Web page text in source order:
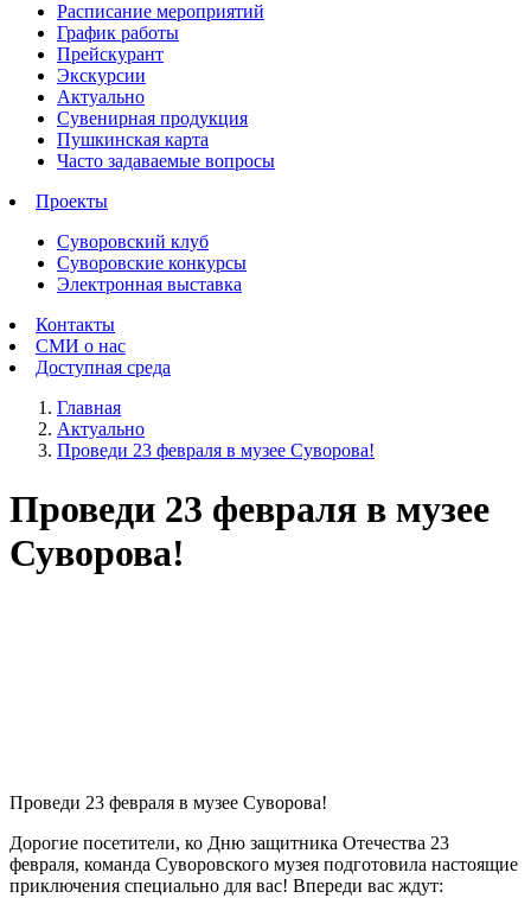
Расписание мероприятий
График работы
Прейскурант
Экскурсии
Актуально
Сувенирная продукция
Пушкинская карта
Часто задаваемые вопросы
Проекты
Суворовский клуб
Суворовские конкурсы
Электронная выставка
Контакты
СМИ о нас
Доступная среда
Главная
Актуально
Проведи 23 февраля в музее Суворова!
Проведи 23 февраля в музее
Суворова!
Проведи 23 февраля в музее Суворова!
Дорогие посетители, ко Дню защитника Отечества 23
февраля, команда Суворовского музея подготовила настоящие
приключения специально для вас! Впереди вас ждут: